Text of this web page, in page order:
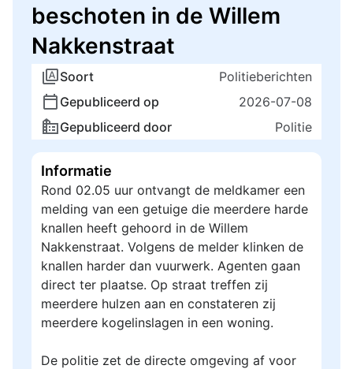
beschoten in de Willem
Nakkenstraat
Soort
Politieberichten
Gepubliceerd op
2026-07-08
Gepubliceerd door
Politie
Informatie
Rond 02.05 uur ontvangt de meldkamer een
melding van een getuige die meerdere harde
knallen heeft gehoord in de Willem
Nakkenstraat. Volgens de melder klinken de
knallen harder dan vuurwerk. Agenten gaan
direct ter plaatse. Op straat treffen zij
meerdere hulzen aan en constateren zij
meerdere kogelinslagen in een woning.
De politie zet de directe omgeving af voor